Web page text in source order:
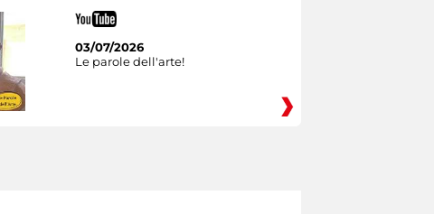
03/07/2026
Le parole dell'arte!